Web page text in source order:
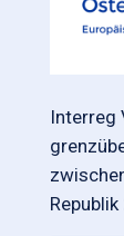
Interreg
Republik